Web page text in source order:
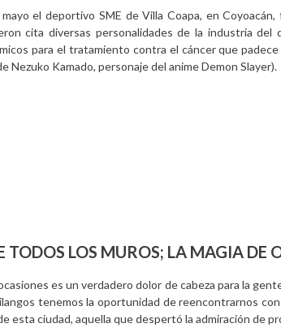
el deportivo SME de Villa Coapa, en Coyoacán,
cita diversas personalidades de la industria del
para el tratamiento contra el cáncer que padece
Nezuko Kamado, personaje del anime Demon Slayer).
TODOS LOS MUROS; LA MAGIA DE
es un verdadero dolor de cabeza para la
tenemos la oportunidad de reencontrarnos
esta ciudad, aquella que despertó la admiración de